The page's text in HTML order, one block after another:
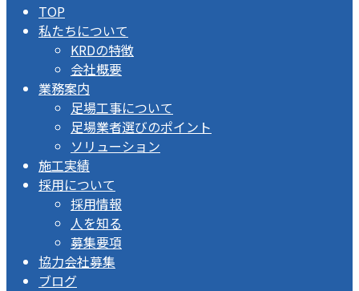
TOP
私たちについて
KRDの特徴
会社概要
業務案内
足場工事について
足場業者選びのポイント
ソリューション
施工実績
採用について
採用情報
人を知る
募集要項
協力会社募集
ブログ